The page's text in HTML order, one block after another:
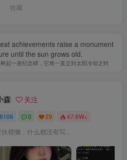
收藏
achievements raise a monument
until the sun grows old.
起一座纪念碑，它将一直立到太阳冷却之时
森 关注
8106 0 29 47.6W+
伙很懒，什么都没有写...